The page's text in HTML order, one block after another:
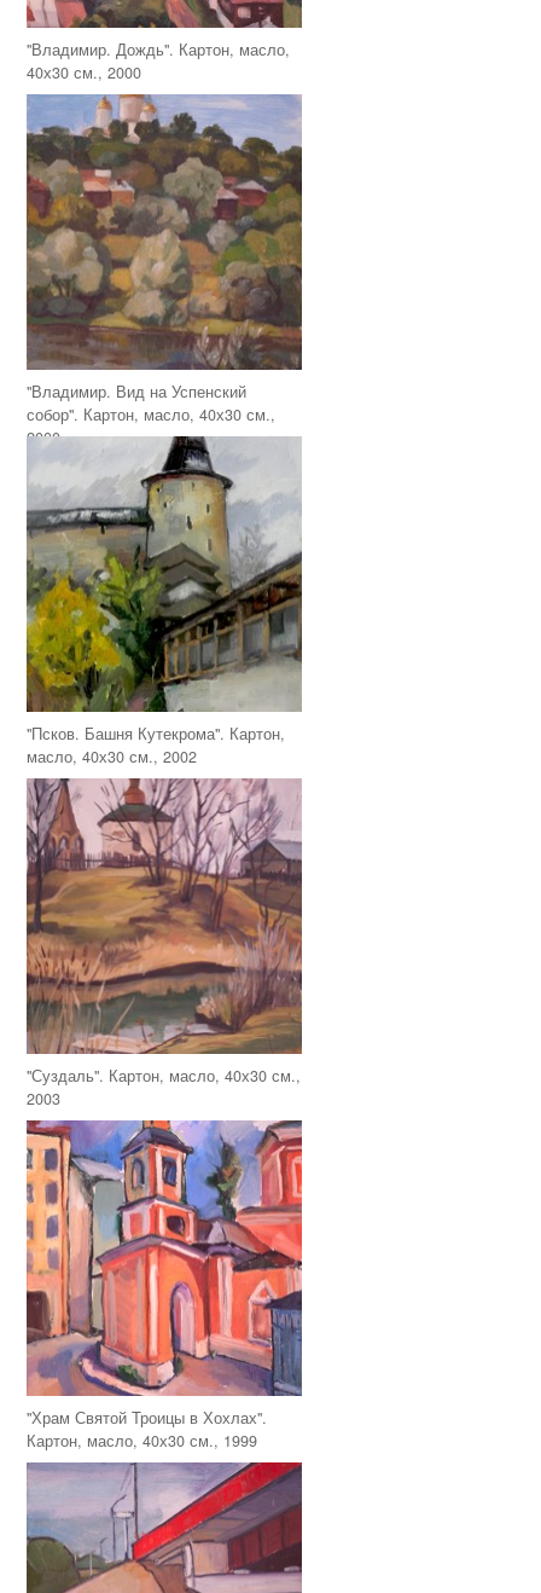
"Владимир. Дождь". Картон, масло,
40х30 см., 2000
"Владимир. Вид на Успенский
собор". Картон, масло, 40х30 см.,
2000
"Псков. Башня Кутекрома". Картон,
масло, 40х30 см., 2002
"Суздаль". Картон, масло, 40х30 см.,
2003
"Храм Святой Троицы в Хохлах".
Картон, масло, 40х30 см., 1999